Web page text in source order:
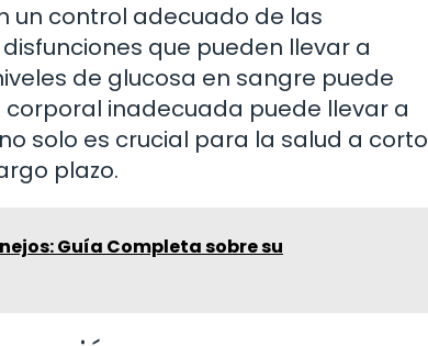
un control adecuado de las
que pueden llevar a
de glucosa en sangre puede
inadecuada puede llevar a
solo es crucial para la salud a corto
plazo.
Guía Completa sobre su